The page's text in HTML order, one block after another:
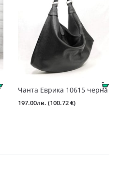
Купи
Чанта Еврика 10615 черна
197.00лв. (100.72 €)